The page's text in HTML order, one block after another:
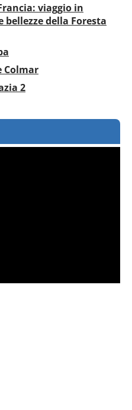
viaggio in
della Foresta
Colmar
2